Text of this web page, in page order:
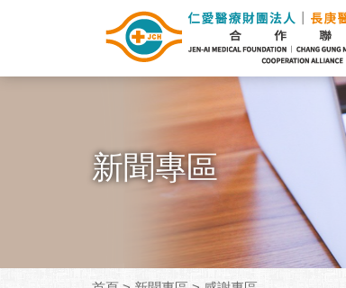
新聞專區